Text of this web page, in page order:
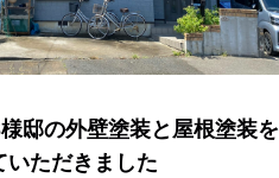
が「頼んでよかったー」とお
ただいたのが本当に嬉しかっ
がとうございました。越谷
域でも外壁塗装をお考えのお
ご相談からでも大丈夫です！
邸の外壁塗装と屋根塗装を
いただきました